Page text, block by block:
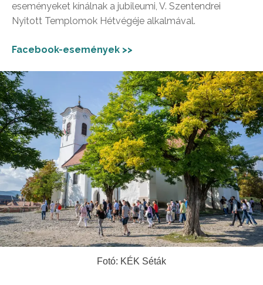
eseményeket kínálnak a jubileumi, V. Szentendrei
Nyitott Templomok Hétvégéje alkalmával.
Facebook-események >>
Fotó: KÉK Séták